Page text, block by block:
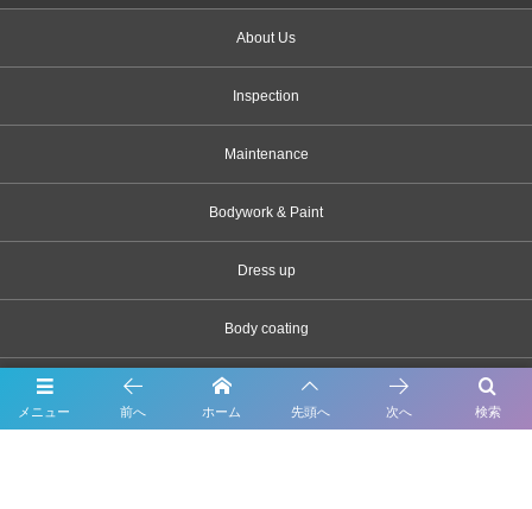
About Us
Inspection
Maintenance
Bodywork & Paint
Dress up
Body coating
メニュー 検索
前へ ホーム 先頭へ 次へ